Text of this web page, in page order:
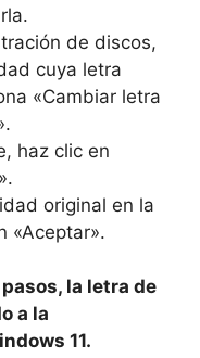
de discos,
cuya letra
«Cambiar letra
haz clic en
original⁢ en la
«Aceptar».
la letra de
a la
‍11.